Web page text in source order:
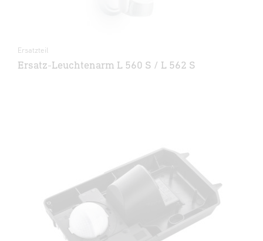
Ersatzteil
Ersatz-Leuchtenarm L 560 S / L 562 S